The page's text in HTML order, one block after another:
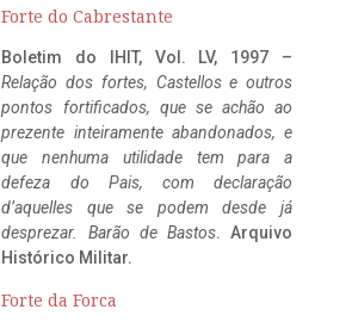
Forte do Cabrestante
Boletim do IHIT, Vol. LV, 1997 –
Relação dos fortes, Castellos e outros
pontos fortificados, que se achão ao
prezente inteiramente abandonados, e
que nenhuma utilidade tem para a
defeza do Pais, com declaração
d’aquelles que se podem desde já
desprezar. Barão de Bastos. Arquivo
Histórico Militar.
Forte da Forca